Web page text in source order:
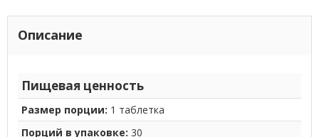
Описание
Пищевая ценность
Размер порции: 1 таблетка
Порций в упаковке: 30